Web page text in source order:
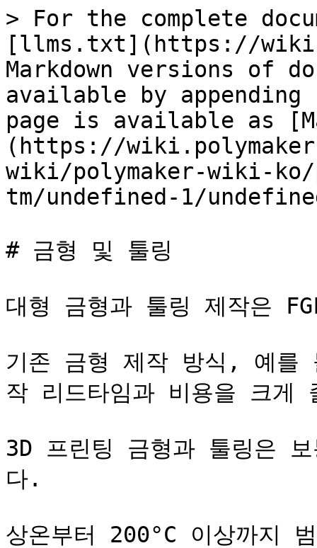
> For the complete
[llms.txt](https://
Markdown versions of
available by
page is available as
(https://
wiki/polymaker-wiki-ko/
tm/undefined-1/
# 금형 및 툴링
대형 금형과 툴링 제작은
기존 금형 제작 방식, 예를
작 리드타임과 비용을 크게
3D 프린팅 금형과 툴링은
다.
상온부터 200°C 이상까지